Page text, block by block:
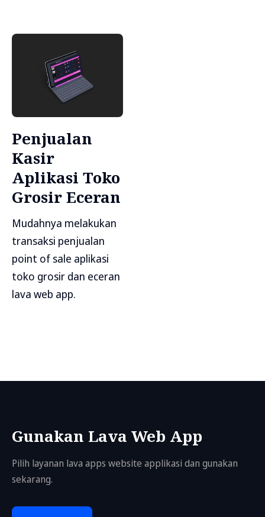
Penjualan
Kasir
Aplikasi Toko
Grosir Eceran
Mudahnya melakukan
transaksi penjualan
point of sale aplikasi
toko grosir dan eceran
lava web app.
Gunakan Lava Web App
Pilih layanan lava apps website applikasi dan gunakan
sekarang.